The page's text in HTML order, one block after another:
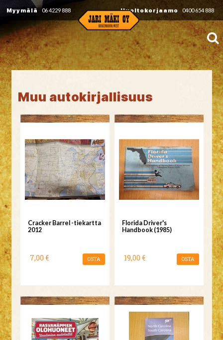
Myymälä 06 4229 888 Huoltokorjaamo 0400 654 888
Muu autokirjallisuus
Cracker Barrel -tiekartta
2012
7,00 € OSTA
Florida Driver's
Handbook (1985)
19,00 € OSTA